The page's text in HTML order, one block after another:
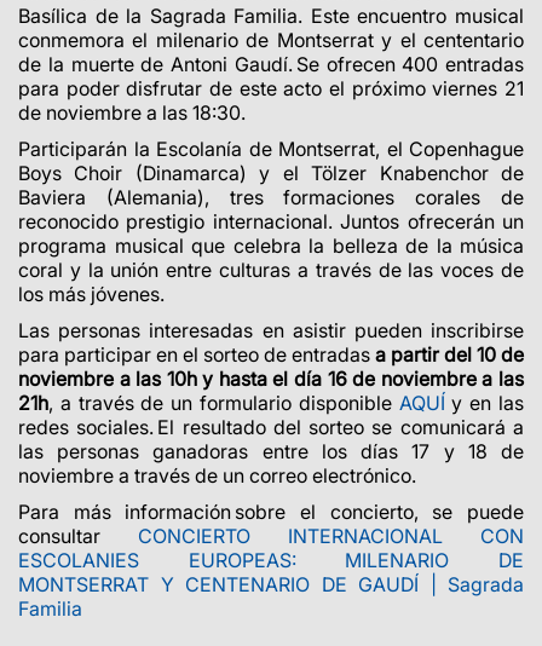
Basílica de la Sagrada Familia. Este encuentro musical
conmemora el milenario de Montserrat y el cententario
de la muerte de Antoni Gaudí. Se ofrecen 400 entradas
para poder disfrutar de este acto el próximo viernes 21
de noviembre a las 18:30.
Participarán la Escolanía de Montserrat, el Copenhague
Boys Choir (Dinamarca) y el Tölzer Knabenchor de
Baviera (Alemania), tres formaciones corales de
reconocido prestigio internacional. Juntos ofrecerán un
programa musical que celebra la belleza de la música
coral y la unión entre culturas a través de las voces de
los más jóvenes.
Las personas interesadas en asistir pueden inscribirse
para participar en el sorteo de entradas a partir del 10 de
noviembre a las 10h y hasta el día 16 de noviembre a las
21h, a través de un formulario disponible AQUÍy en las
redes sociales. El resultado del sorteo se comunicará a
las personas ganadoras entre los días 17 y 18 de
noviembre a través de un correo electrónico.
Para más información sobre el concierto, se puede
consultar CONCIERTO INTERNACIONAL CON
ESCOLANIES EUROPEAS:
MILENARIO DE
MONTSERRAT Y CENTENARIO DE GAUDÍ | Sagrada
Familia